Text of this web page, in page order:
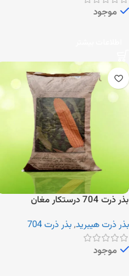
موجود
بذر ذرت 704 درستکار مغان
بذر ذرت هیبرید,بذر ذرت 704
موجود